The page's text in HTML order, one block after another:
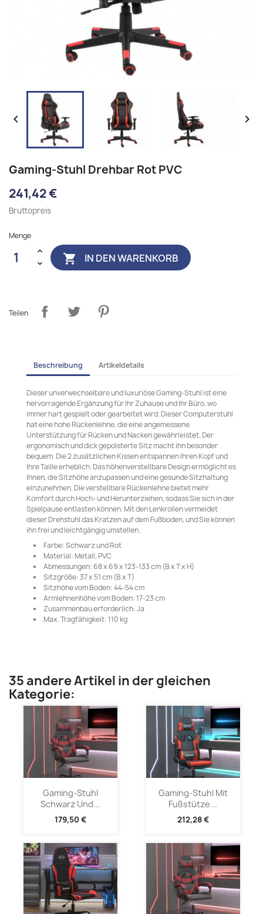
 
Gaming-Stuhl Drehbar Rot PVC
241,42 €
Bruttopreis
Menge
 IN DEN WARENKORB
Teilen
Beschreibung Artikeldetails
Dieser unverwechselbare und luxuriöse Gaming-Stuhl ist eine
hervorragende Ergänzung für Ihr Zuhause und Ihr Büro, wo
immer hart gespielt oder gearbeitet wird. Dieser Computerstuhl
hat eine hohe Rückenlehne, die eine angemessene
Unterstützung für Rücken und Nacken gewährleistet. Der
ergonomisch und dick gepolsterte Sitz macht ihn besonder
bequem. Die 2 zusätzlichen Kissen entspannen Ihren Kopf und
Ihre Taille erheblich. Das höhenverstellbare Design ermöglicht es
Ihnen, die Sitzhöhe anzupassen und eine gesunde Sitzhaltung
einzunehmen. Die verstellbare Rückenlehne bietet mehr
Komfort durch Hoch- und Herunterziehen, sodass Sie sich in der
Spielpause entlasten können. Mit den Lenkrollen vermeidet
dieser Drehstuhl das Kratzen auf dem Fußboden, und Sie können
ihn frei und leichtgängig umstellen.
Farbe: Schwarz und Rot
Material: Metall, PVC
Abmessungen: 68 x 69 x 123-133 cm (B x T x H)
Sitzgröße: 37 x 51 cm (B x T)
Sitzhöhe vom Boden: 44-54 cm
Armlehnenhöhe vom Boden: 17-23 cm
Zusammenbau erforderlich: Ja
Max. Tragfähigkeit: 110 kg
35 andere Artikel in der gleichen
Kategorie:
Gaming-Stuhl
Schwarz Und...
179,50 €
Gaming-Stuhl Mit
Fußstütze...
212,28 €